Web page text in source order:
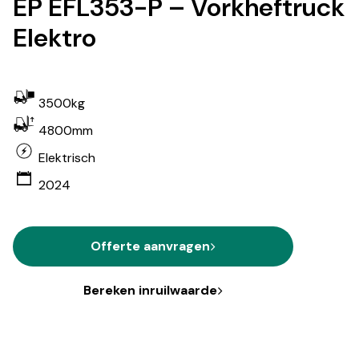
EP EFL353-P – Vorkheftruck
Elektro
3500kg
4800mm
Elektrisch
2024
Offerte aanvragen
Bereken inruilwaarde